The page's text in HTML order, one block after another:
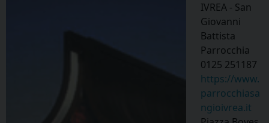
IVREA - San
Giovanni
Battista
Parrocchia
0125 251187
https://www.
parrocchiasa
ngioivrea.it